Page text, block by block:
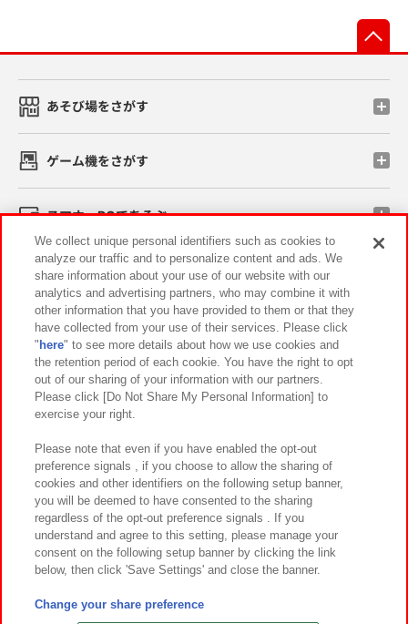
あそび場をさがす
ゲーム機をさがす
スマホ・PCであそぶ
イベント・キャンペーン
関連会社 サステナビリティ サイトポリシー
プライバシーポリシー ウェブアクセシビリティ方針と検証結果
お取引先さまとともに
カスタマーハラスメント対応方針 よくあるご質問・お問い合わせ
©Bandai Namco Amusement Inc.
©Bandai Namco Amusement Lab Inc.
We collect unique personal identifiers such as cookies to
analyze our traffic and to personalize content and ads. We
share information about your use of our website with our
analytics and advertising partners, who may combine it with
other information that you have provided to them or that they
have collected from your use of their services. Please click
" here" to see more details about how we use cookies and
the retention period of each cookie. You have the right to opt
out of our sharing of your information with our partners.
Please click [Do Not Share My Personal Information] to
exercise your right.
Please note that even if you have enabled the opt-out
preference signals , if you choose to allow the sharing of
cookies and other identifiers on the following setup banner,
you will be deemed to have consented to the sharing
regardless of the opt-out preference signals . If you
understand and agree to this setting, please manage your
consent on the following setup banner by clicking the link
below, then click 'Save Settings' and close the banner.
Change your share preference